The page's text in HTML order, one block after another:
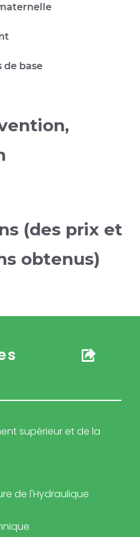
de base
(des prix et
obtenus)
supérieur et de la
de l'Hydraulique